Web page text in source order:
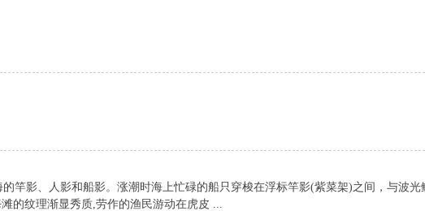
竿影、人影和船影。涨潮时海上忙碌的船只穿梭在浮标竿影(紫菜架)之间，与波光
的纹理渐显秀质,劳作的渔民游动在虎皮 ...